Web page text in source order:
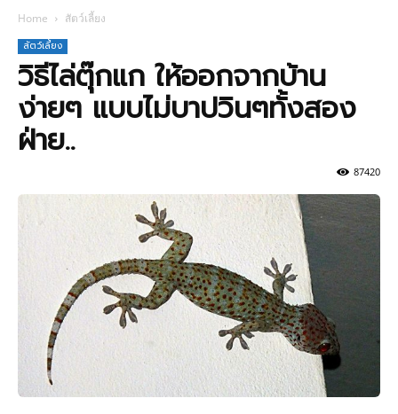
Home สัตว์เลี้ยง
สัตว์เลี้ยง
วิธีไล่ตุ๊กแก ให้ออกจากบ้าน
ง่ายๆ แบบไม่บาปวินๆทั้งสอง
ฝ่าย..
87420